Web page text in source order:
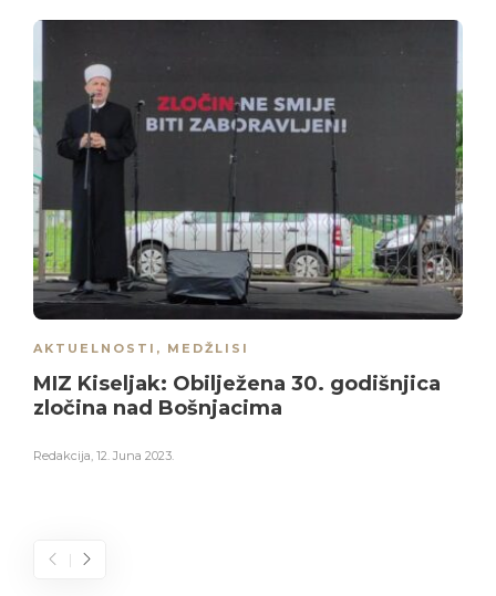
AKTUELNOSTI , MEDŽLISI
MIZ Kiseljak: Obilježena 30. godišnjica
zločina nad Bošnjacima
Redakcija, 12. Juna 2023.